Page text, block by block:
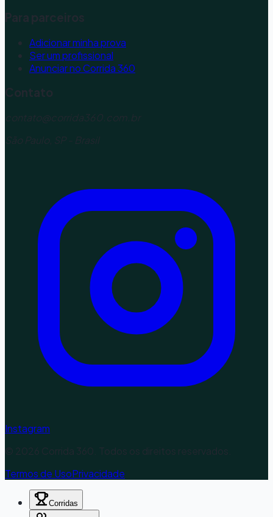
Para parceiros
Adicionar minha prova
Ser um profissional
Anunciar no Corrida 360
Contato
contato@corrida360.com.br
São Paulo, SP - Brasil
Instagram
© 2026 Corrida 360. Todos os direitos reservados.
Termos de UsoPrivacidade
Corridas